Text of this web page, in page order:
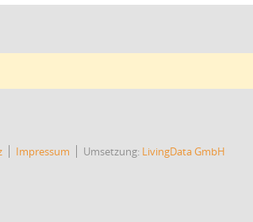
Impressum Umsetzung: LivingData GmbH